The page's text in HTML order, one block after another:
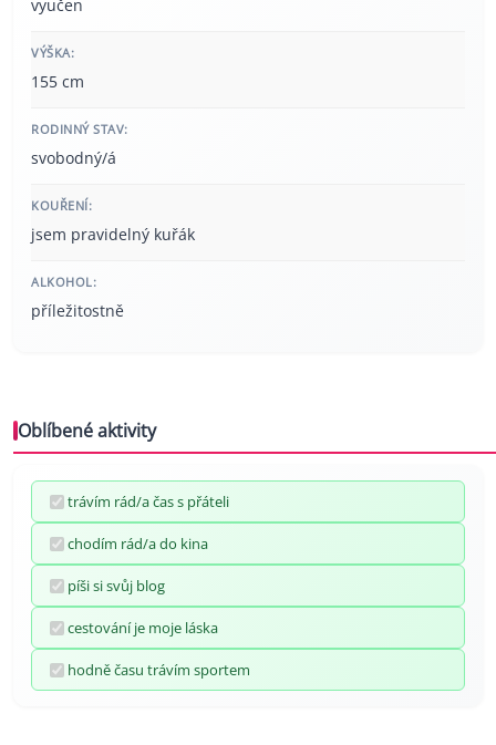
vyučen
VÝŠKA:
155 cm
RODINNÝ STAV:
svobodný/á
KOUŘENÍ:
jsem pravidelný kuřák
ALKOHOL:
příležitostně
Oblíbené aktivity
trávím rád/a čas s přáteli
chodím rád/a do kina
píši si svůj blog
cestování je moje láska
hodně času trávím sportem